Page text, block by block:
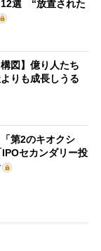
12選 “放置された
図】億り人たち
りも成長しうる
「第2のキオクシ
セカンダリー投